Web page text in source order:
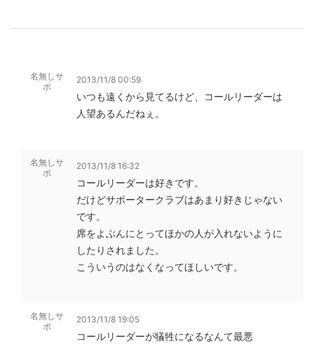
名無しサ
ポ
2013/11/8 00:59
いつも遠くから見てるけど、コールリーダーは
人望あるんだねぇ。
名無しサ
ポ
2013/11/8 16:32
コールリーダーは好きです。
だけどサポータークラブはあまり好きじゃない
です。
席をよぶんにとってほかの人が入れないように
したりされました。
こういうのはなくなってほしいです。
名無しサ
ポ
2013/11/8 19:05
コールリーダーが犠牲になるなんて最悪